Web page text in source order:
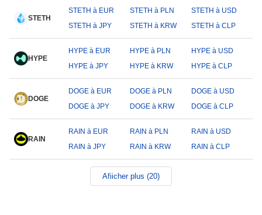
STETH
STETH à EUR STETH à PLN
STETH à USD
STETH à JPY
STETH à KRW STETH à CLP
HYPE
HYPE à EUR HYPE à PLN
HYPE à USD
HYPE à JPY
HYPE à KRW HYPE à CLP
DOGE
DOGE à EUR DOGE à PLN
DOGE à USD
DOGE à JPY
DOGE à KRW DOGE à CLP
RAIN
RAIN à EUR RAIN à PLN
RAIN à USD
RAIN à JPY
RAIN à KRW RAIN à CLP
Afiicher plus (20)